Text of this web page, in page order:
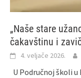
„Naše stare
čakavštinu i
4. veljače 2026.
U Područnoj školi